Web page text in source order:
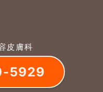
皮膚科
5929